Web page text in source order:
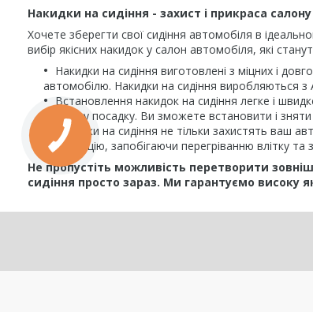
Накидки на сидіння - захист і прикраса
Хочете зберегти свої сидіння автомобіля в
вибір якісних накидок у салон автомобіля, які
Накидки на сидіння виготовлені з міцних і
автомобілю. Накидки на сидіння виробляються
Встановлення накидок на сидіння легке і
ідеальну посадку. Ви зможете встановити і
Накидки на сидіння не тільки захистять ваш
вентиляцію, запобігаючи перегріванню влітку
Не пропустіть можливість перетворити
сидіння просто зараз. Ми гарантуємо високу